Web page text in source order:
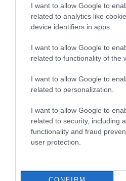
I want to allow Google to
related to analytics like
device identifiers in apps.
I want to allow Google to
related to functionality of the
I want to allow Google to
related to personalization.
I want to allow Google to
related to security, including
functionality and fraud
user protection.
CONFIRM
Βαρύ πένθος για τον
από την Εύβοια που έφυγε
07.08.2026 | 18:00
της Εύβοιας: Δείτε εδώ